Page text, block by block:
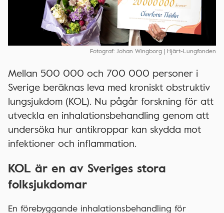
Fotograf: Johan Wingborg | Hjärt-Lungfonden
Mellan 500 000 och 700 000 personer i
Sverige beräknas leva med kroniskt obstruktiv
lungsjukdom (KOL). Nu pågår forskning för att
utveckla en inhalationsbehandling genom att
undersöka hur antikroppar kan skydda mot
infektioner och inflammation.
KOL är en av Sveriges stora
folksjukdomar
En förebyggande inhalationsbehandling för